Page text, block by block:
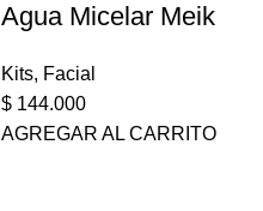
Agua Micelar Meik
Kits, Facial
$ 144.000
AGREGAR AL CARRITO